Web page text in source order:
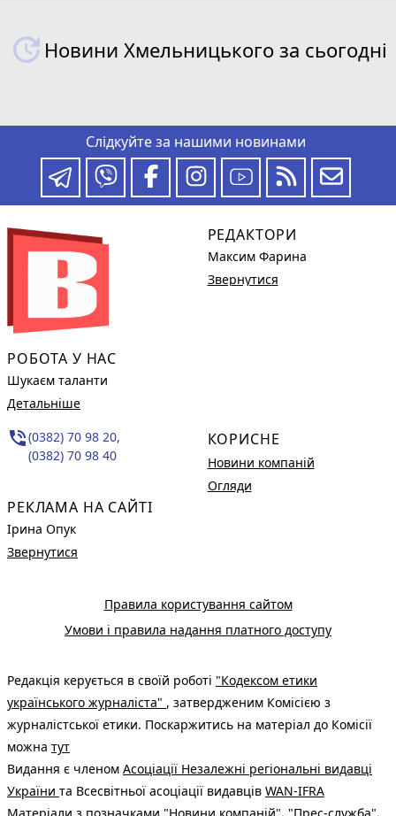
Новини Хмельницького за сьогодні
Слідкуйте за нашими новинами
РОБОТА У НАС
Шукаєм таланти
Детальніше
phone_in_talk(0382) 70 98 20,
(0382) 70 98 40
РЕКЛАМА НА САЙТІ
Ірина Опук
Звернутися
РЕДАКТОРИ
Максим Фарина
Звернутися
КОРИСНЕ
Новини компаній
Огляди
Правила користування сайтом
Умови і правила надання платного доступу
Редакція керується в своїй роботі "Кодексом етики
українського журналіста" , затвердженим Комісією з
журналістської етики. Поскаржитись на матеріал до Комісії
можна тут
Видання є членом Асоціації Незалежні регіональні видавці
України та Всесвітньої асоціації видавців WAN-IFRA